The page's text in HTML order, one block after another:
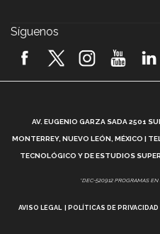
2026! (video)
¿Cómo es el
Vida Tec:
Síguenos
AV. EUGENIO GARZA SADA 2501
MONTERREY, NUEVO LEÓN, MÉXICO |
TECNOLÓGICO Y DE ESTUDIOS
*DEC-520912 PROGRAMAS
AVISO LEGAL POLÍTICAS DE PRIVACIDAD